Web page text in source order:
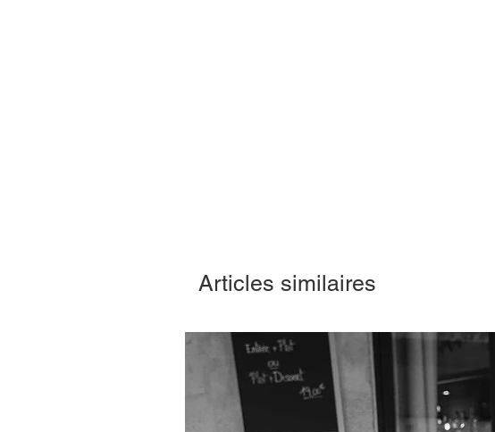
Articles similaires